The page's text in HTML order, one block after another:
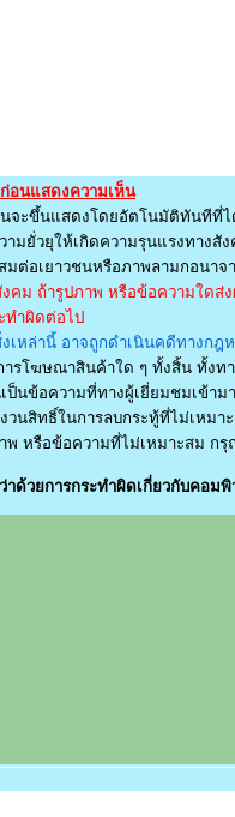
อนแสดงความเห็น
จะขึ้นแสดงโดยอัตโนมัติทันทีที่ไ
มยั่วยุให้เกิดความรุนแรงทางสั
มต่อเยาวชนหรือภาพลามกอนาจ
คม ถ้ารูปภาพ หรือข้อความใดส่
ทำผิดต่อไป
เหล่านี้ อาจถูกดำเนินคดีทางกฎ
รโฆษณาสินค้าใด ๆ ทั้งสิ้น ทั้งทา
นข้อความที่ทางผู้เยี่ยมชมเข้าม
วนสิทธิ์ในการลบกระทู้ที่ไม่เหม
พ หรือข้อความที่ไม่เหมาะสม กรุ
ด้วยการกระทำผิดเกี่ยวกับคอม